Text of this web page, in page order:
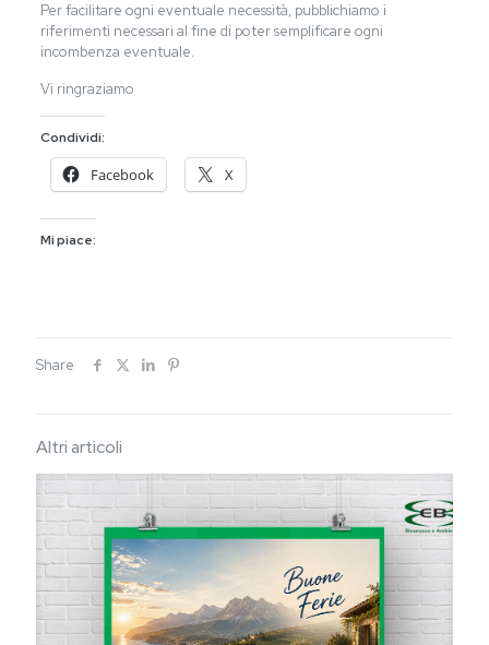
Per facilitare ogni eventuale necessità, pubblichiamo i
riferimenti necessari al fine di poter semplificare ogni
incombenza eventuale.
Vi ringraziamo
Condividi:
Facebook X
Mi piace:
Share
Altri articoli